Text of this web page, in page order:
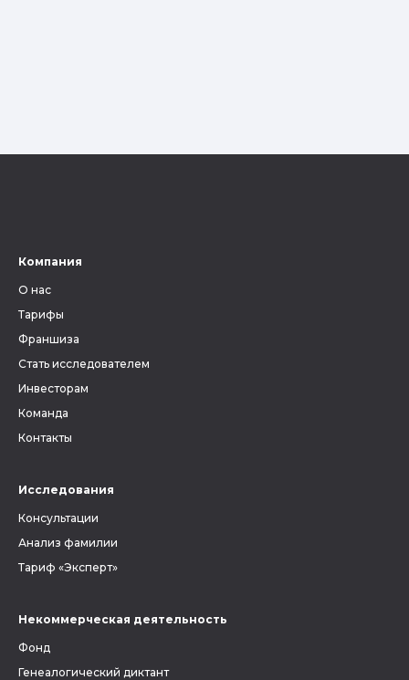
Компания
О нас
Тарифы
Франшиза
Стать исследователем
Инвесторам
Команда
Контакты
Исследования
Консультации
Анализ фамилии
Тариф «Эксперт»
Некоммерческая деятельность
Фонд
Генеалогический диктант